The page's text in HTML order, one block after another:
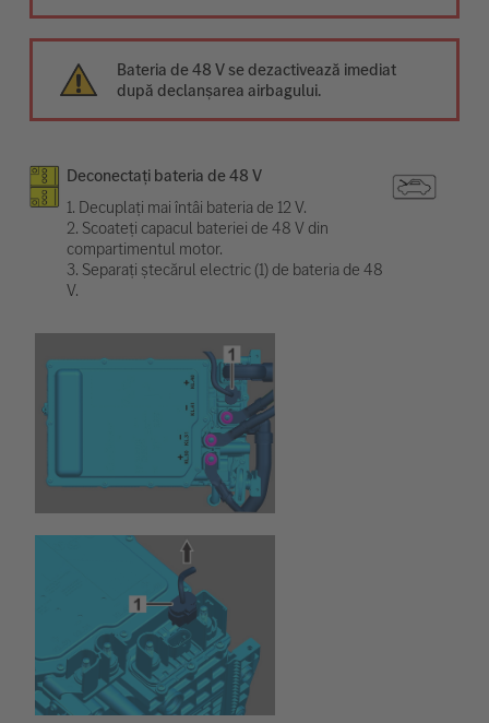
Bateria de 48 V se dezactivează imediat
după declanșarea airbagului.
Deconectați bateria de 48 V
1. Decuplați mai întâi bateria de 12 V.
2. Scoateți capacul bateriei de 48 V din
compartimentul motor.
3. Separați ștecărul electric (1) de bateria de 48
V.